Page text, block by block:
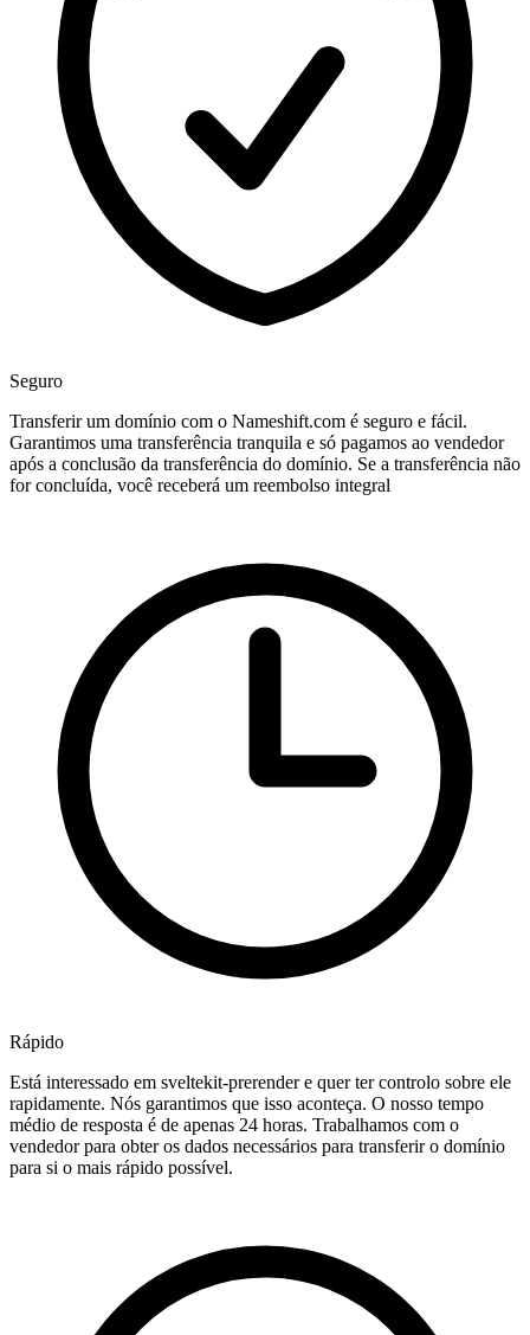
Seguro
Transferir um domínio com o Nameshift.com é seguro e fácil.
Garantimos uma transferência tranquila e só pagamos ao vendedor
após a conclusão da transferência do domínio. Se a transferência não
for concluída, você receberá um reembolso integral
Rápido
Está interessado em sveltekit-prerender e quer ter controlo sobre ele
rapidamente. Nós garantimos que isso aconteça. O nosso tempo
médio de resposta é de apenas 24 horas. Trabalhamos com o
vendedor para obter os dados necessários para transferir o domínio
para si o mais rápido possível.